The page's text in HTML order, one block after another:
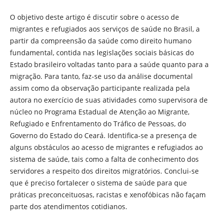
O objetivo deste artigo é discutir sobre o acesso de
migrantes e refugiados aos serviços de saúde no Brasil, a
partir da compreensão da saúde como direito humano
fundamental, contida nas legislações sociais básicas do
Estado brasileiro voltadas tanto para a saúde quanto para a
migração. Para tanto, faz-se uso da análise documental
assim como da observação participante realizada pela
autora no exercício de suas atividades como supervisora de
núcleo no Programa Estadual de Atenção ao Migrante,
Refugiado e Enfrentamento do Tráfico de Pessoas, do
Governo do Estado do Ceará. Identifica-se a presença de
alguns obstáculos ao acesso de migrantes e refugiados ao
sistema de saúde, tais como a falta de conhecimento dos
servidores a respeito dos direitos migratórios. Conclui-se
que é preciso fortalecer o sistema de saúde para que
práticas preconceituosas, racistas e xenofóbicas não façam
parte dos atendimentos cotidianos.